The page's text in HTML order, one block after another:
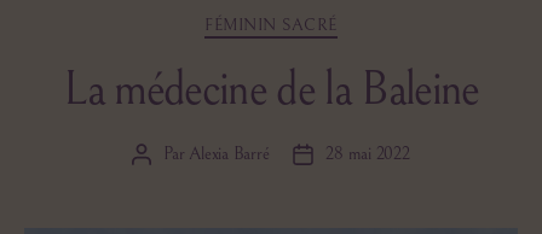
Catégories
FÉMININ SACRÉ
La médecine de la Baleine
Auteur
Par Alexia Barré
Date28 mai 2022